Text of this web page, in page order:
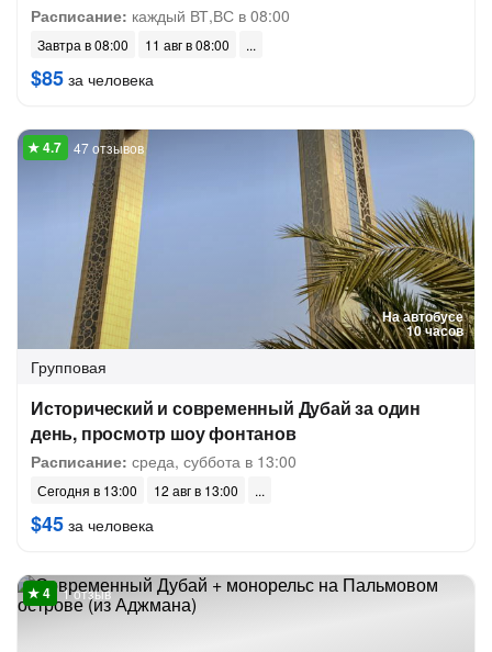
Расписание: каждый ВТ,ВС в 08:00
Завтра в 08:00 11 авг в 08:00
$85 за человека
На автобусе
10 часов
47 отзывов
Групповая
Исторический и современный Дубай за один
день, просмотр шоу фонтанов
Расписание: среда, суббота в 13:00
Сегодня в 13:00 12 авг в 13:00
$45 за человека
1 отзыв